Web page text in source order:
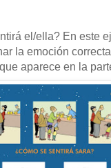
el/ella? En este
la emoción
aparece en la